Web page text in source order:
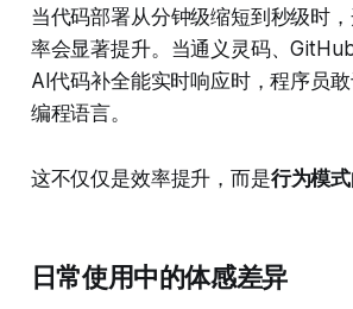
当代码部署从分钟级缩短到秒级时
率会显著提升。当通义灵码、
AI代码补全能实时响应时，程序员
编程语言。
这不仅仅是效率提升，而是行为模
日常使用中的体感差异